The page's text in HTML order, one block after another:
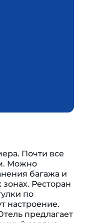
Почти все
Можно
багажа и
Ресторан
по
настроение.
предлагает